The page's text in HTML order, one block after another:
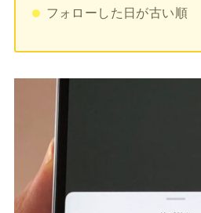
フォローした日が古い順